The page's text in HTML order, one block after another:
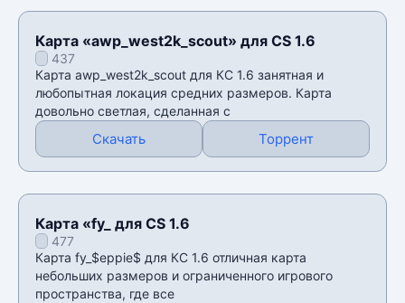
Карта «awp_west2k_scout» для CS 1.6
437
Карта awp_west2k_scout для КС 1.6 занятная и
любопытная локация средних размеров. Карта
довольно светлая, сделанная с
Скачать Торрент
Карта «fy_ для CS 1.6
477
Карта fy_$eppie$ для КС 1.6 отличная карта
небольших размеров и ограниченного игрового
пространства, где все